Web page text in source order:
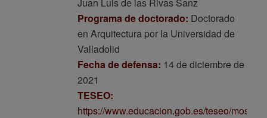
Programa de doctorado: Doctorado
en Arquitectura por la Universidad de
Valladolid
Fecha de defensa: 14 de diciembre de
2021
TESEO:
https://www.educacion.gob.es/teseo/